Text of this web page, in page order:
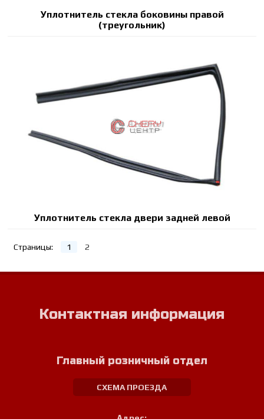
Уплотнитель стекла боковины правой
(треугольник)
Уплотнитель стекла двери задней левой
Страницы: 1 2
Контактная информация
Главный розничный отдел
СХЕМА ПРОЕЗДА